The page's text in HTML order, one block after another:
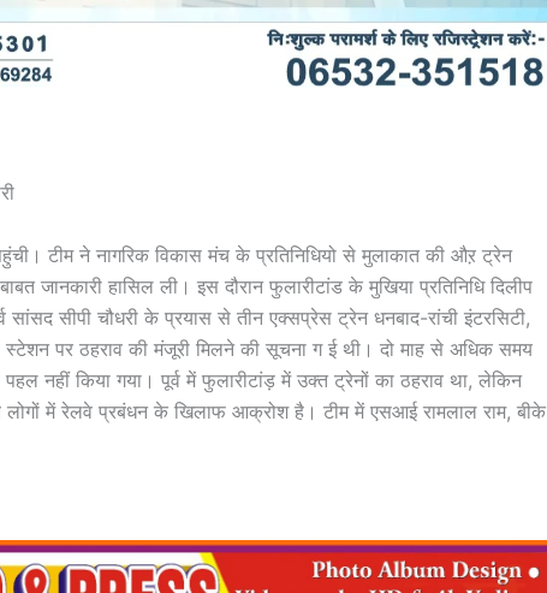
टीम ने नागरिक विकास मंच के प्रतिनिधियो से मुलाकात की औऱ ट्रेन
जानकारी हासिल ली। इस दौरान फुलारीटांड के मुखिया प्रतिनिधि दिलीप
सांसद सीपी चौधरी के प्रयास से तीन एक्सप्रेस ट्रेन धनबाद-रांची इंटरसिटी,
स्टेशन पर ठहराव की मंजूरी मिलने की सूचना ग ई थी। दो माह से अधिक समय
नहीं किया गया। पूर्व में फुलारीटांड़ में उक्त ट्रेनों का ठहराव था, लेकिन
में रेलवे प्रबंधन के खिलाफ आक्रोश है। टीम में एसआई रामलाल राम, बीके